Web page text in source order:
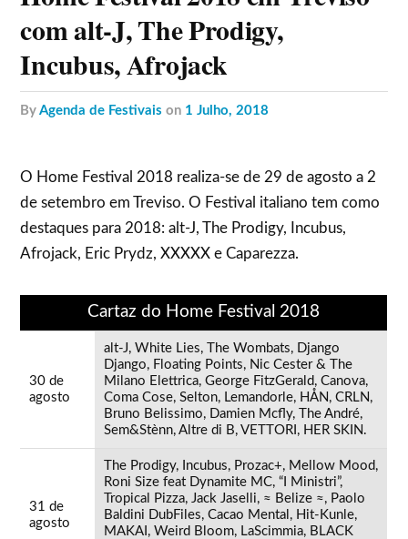
com alt-J, The Prodigy,
Incubus, Afrojack
byAgenda de Festivais on 1 Julho, 2018
O Home Festival 2018 realiza-se de 29 de agosto a 2
de setembro em Treviso. O Festival italiano tem como
destaques para 2018: alt-J, The Prodigy, Incubus,
Afrojack, Eric Prydz, XXXXX e Caparezza.
Cartaz do Home Festival 2018
30 de
agosto
alt-J, White Lies, The Wombats, Django
Django, Floating Points, Nic Cester & The
Milano Elettrica, George FitzGerald, Canova,
Coma Cose, Selton, Lemandorle, HÅN, CRLN,
Bruno Belissimo, Damien Mcfly, The André,
Sem&Stènn, Altre di B, VETTORI, HER SKIN.
31 de
agosto
The Prodigy, Incubus, Prozac+, Mellow Mood,
Roni Size feat Dynamite MC, “I Ministri”,
Tropical Pizza, Jack Jaselli, ≈ Belize ≈, Paolo
Baldini DubFiles, Cacao Mental, Hit-Kunle,
MAKAI, Weird Bloom, LaScimmia, BLACK